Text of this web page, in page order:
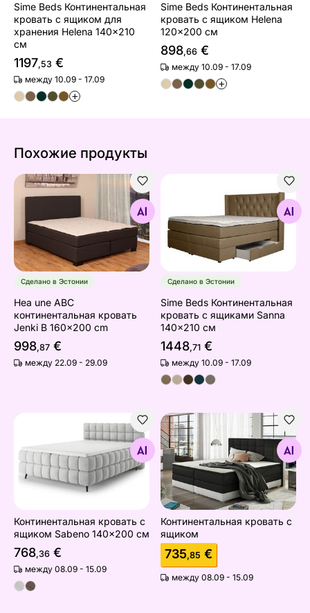
Sime Beds Континентальная
кровать с ящиком для
хранения Helena 140x210
см
1197,53 €
между 10.09 - 17.09
+
Sime Beds Континентальная
кровать с ящиком Helena
120x200 см
898,66 €
между 10.09 - 17.09
+
Похожие продукты
Hea une ABC континентальная кровать Jenki B
Найдите похожие
Сделано в Эстонии
Hea une ABC
континентальная кровать
Jenki B 160x200 cm
998,87 €
между 22.09 - 29.09
Sime Beds
Найдите похожие
Сделано в Эстонии
Sime Beds Континентальная
кровать с ящиками Sanna
140x210 см
1448,71 €
между 10.09 - 17.09
Континентальная кровать с ящиком Sabeno 140x200
Найдите похожие
Континентальная кровать с
ящиком Sabeno 140x200 см
768,36 €
между 08.09 - 15.09
Континентальная кровать
Найдите похожие
Континентальная кровать с
ящиком
735,85 €
между 08.09 - 15.09